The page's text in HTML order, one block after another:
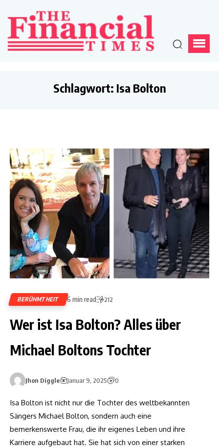
Schlagwort: Isa Bolton
BERÜHMTHEIT 6 min read 212
Wer ist Isa Bolton? Alles über
Michael Boltons Tochter
Jhon Diggle Januar 9, 2025 0
Isa Bolton ist nicht nur die Tochter des weltbekannten
Sängers Michael Bolton, sondern auch eine
bemerkenswerte Frau, die ihr eigenes Leben und ihre
Karriere aufgebaut hat. Sie hat sich von einer starken